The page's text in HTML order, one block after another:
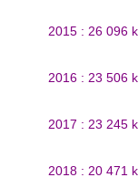
2015 : 26 096
2016 : 23 506
2017 : 23 245
2018 : 20 471